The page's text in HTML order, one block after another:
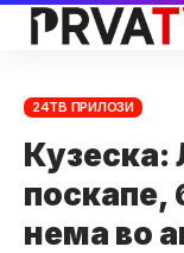
24ТВ ПРИЛОЗИ
Кузеска:
поскапе,
нема во